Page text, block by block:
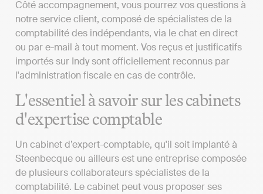
Côté accompagnement, vous pourrez vos questions à
notre service client, composé de spécialistes de la
comptabilité des indépendants, via le chat en direct
ou par e-mail à tout moment. Vos reçus et justificatifs
importés sur Indy sont officiellement reconnus par
l'administration fiscale en cas de contrôle.
L'essentiel à savoir sur les cabinets
d'expertise comptable
Un cabinet d’expert-comptable, qu'il soit implanté à
Steenbecque ou ailleurs est une entreprise composée
de plusieurs collaborateurs spécialistes de la
comptabilité. Le cabinet peut vous proposer ses